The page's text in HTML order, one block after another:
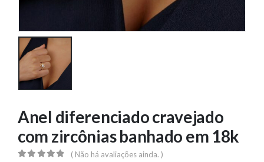
Anel diferenciado cravejado
com zircônias banhado em 18k
( Não há avaliações ainda. )